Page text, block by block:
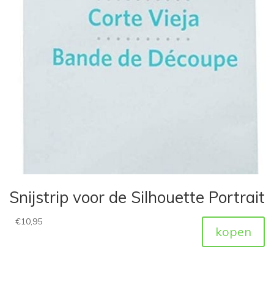
Snijstrip voor de Silhouette Portrait
€10,95
kopen